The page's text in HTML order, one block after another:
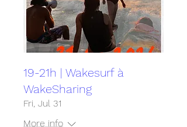
19-21h | Wakesurf à
WakeSharing
Fri, Jul 31
More info